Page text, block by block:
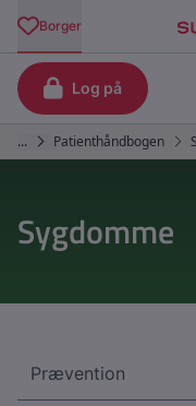
Sygdomme
Prævention